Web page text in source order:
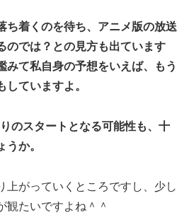
ち着くのを待ち、アニメ版の放送
のでは？との見方も出ています
みて私自身の予想をいえば、もう
していますよ。
のスタートとなる可能性も、十
か。
上がっていくところですし、少し
観たいですよね＾＾